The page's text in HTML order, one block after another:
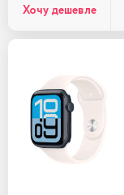
Хочу дешевле